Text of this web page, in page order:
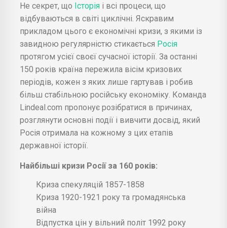
Не секрет, що Історія і всі процеси, що
відбуваються в світі циклічні. Яскравим
прикладом цього є економічні кризи, з якими із
завидною регулярністю стикається Росія
протягом усієї своєї сучасної історії. За останні
150 років країна пережила вісім кризових
періодів, кожен з яких лише гартував і робив
більш стабільною російську економіку. Команда
Lindeal.com пропонує розібратися в причинах,
розглянути основні події і вивчити досвід, який
Росія отримала на кожному з цих етапів
державної історії.
Найбільші кризи Росії за 160 років:
Криза спекуляцій 1857-1858
Криза 1920-1921 року та громадянська
війна
Відпустка цін у вільний політ 1992 року